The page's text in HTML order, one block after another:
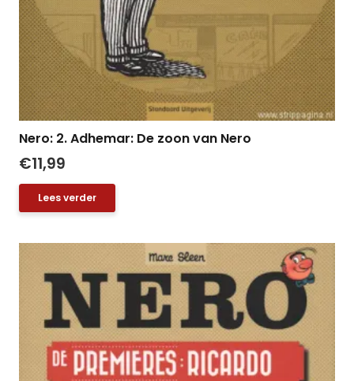
Nero: 2. Adhemar: De zoon van Nero
€11,99
Lees verder